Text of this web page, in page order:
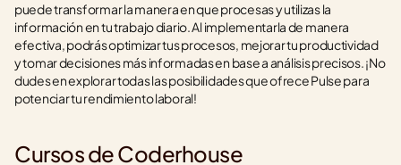
puede transformar la manera en que procesas y utilizas la
información en tu trabajo diario. Al implementarla de manera
efectiva, podrás optimizar tus procesos, mejorar tu productividad
y tomar decisiones más informadas en base a análisis precisos. ¡No
dudes en explorar todas las posibilidades que ofrece Pulse para
potenciar tu rendimiento laboral!
Cursos de Coderhouse